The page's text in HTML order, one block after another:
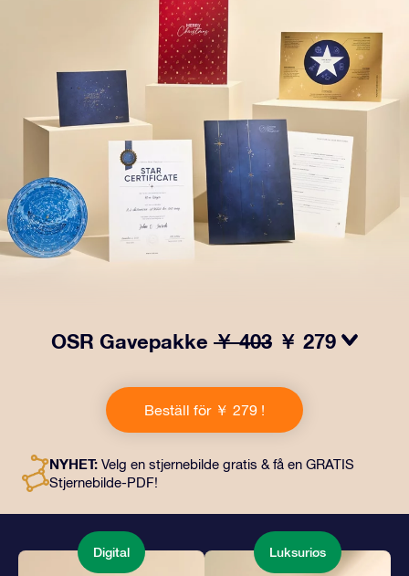
OSR Gavepakke ￥ 403 ￥ 279
gaven inkluderer en vakker konvolutt og personlige
dokumenter som kan sendes til en adresse etter eget
valg, samt digitale dokumenter og gratis bruk av våre
til venner og kjære på.
Beställ för ￥ 279 !
NYHET: Velg en stjernebilde gratis & få en GRATIS
Stjernebilde-PDF!
Digital Luksuriøs